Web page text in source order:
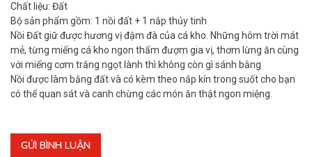
Chất liệu: Đất
Bộ sản phẩm gồm: 1 nồi đất + 1 nắp thủy tinh
Nồi Đất giữ được hương vị đậm đà của cá kho. Những hôm trời mát
mẻ, từng miếng cá kho ngon thấm đượm gia vị, thơm lừng ăn cùng
với miếng cơm trắng ngọt lành thì không còn gì sánh bằng
Nồi được làm bằng đất và có kèm theo nắp kín trong suốt cho bạn
có thể quan sát và canh chừng các món ăn thật ngon miệng.
GỬI BÌNH LUẬN